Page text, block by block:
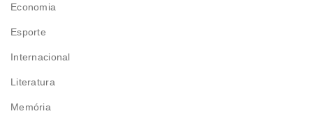
Economia
Esporte
Internacional
Literatura
Memória